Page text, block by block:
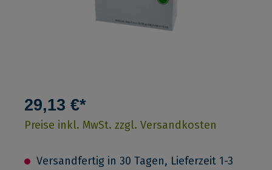
29,13 €*
Preise inkl. MwSt. zzgl. Versandkosten
Versandfertig in 30 Tagen, Lieferzeit 1-3